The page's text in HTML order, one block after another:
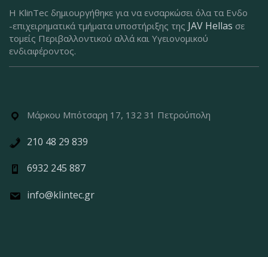
Η KlinTec δημιουργήθηκε για να ενσαρκώσει όλα τα Ενδο
-επιχειρηματικά τμήματα υποστήριξης της JAV Hellas σε
τομείς Περιβαλλοντικού αλλά και Υγειονομικού
ενδιαφέροντος.
Μάρκου Μπότσαρη 17, 132 31 Πετρούπολη
210 48 29 839
6932 245 887
info@klintec.gr